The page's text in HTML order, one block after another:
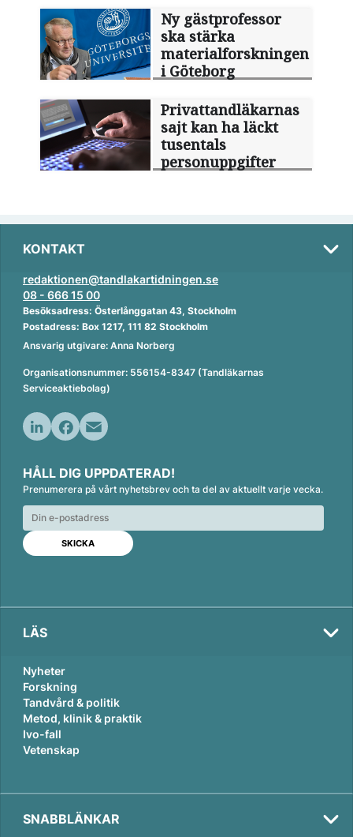
Ny gästprofessor
ska stärka
materialforskningen
i Göteborg
Privattandläkarnas
sajt kan ha läckt
tusentals
personuppgifter
KONTAKT
redaktionen@tandlakartidningen.se
08 - 666 15 00
Besöksadress: Österlånggatan 43, Stockholm
Postadress: Box 1217, 111 82 Stockholm
Ansvarig utgivare: Anna Norberg
Organisationsnummer: 556154-8347 (Tandläkarnas
Serviceaktiebolag)
n
k
e
d
n
c
e
b
o
o
k
a
i
l
HÅLL DIG UPPDATERAD!
Prenumerera på vårt nyhetsbrev och ta del av aktuellt varje vecka.
LÄS
Nyheter
Forskning
Tandvård & politik
Metod, klinik & praktik
Ivo-fall
Vetenskap
SNABBLÄNKAR